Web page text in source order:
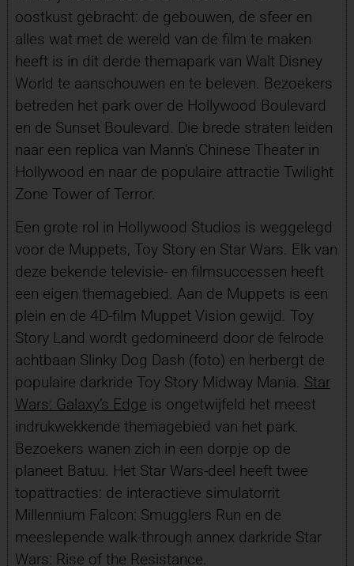
oostkust gebracht: de gebouwen, de sfeer en
alles wat met de wereld van de film te maken
heeft is in dit derde themapark van Walt Disney
World te aanschouwen en te beleven. Bezoekers
betreden het park over de Hollywood Boulevard
en de Sunset Boulevard. Die brede straten leiden
naar een replica van Mann’s Chinese Theater in
Hollywood en naar de populaire attractie Twilight
Zone Tower of Terror.
Een grote rol in Hollywood Studios is weggelegd
voor de Muppets, Toy Story en Star Wars. Elk van
deze bekende televisie- en filmsuccessen heeft
een eigen themagebied. Aan de Muppets is een
plein en de 4D-film Muppet Vision gewijd. Toy
Story Land wordt gedomineerd door de felrode
achtbaan Slinky Dog Dash (foto) en herbergt de
populaire darkride Toy Story Midway Mania. Star
Wars: Galaxy’s Edge is ongetwijfeld het meest
indrukwekkende themagebied van het park.
Bezoekers wanen zich in een dorpje op de
planeet Batuu. Het Star Wars-deel heeft twee
topattracties: de interactieve simulatorrit
Millennium Falcon: Smugglers Run en de
meeslepende walk-through annex darkride Star
Wars: Rise of the Resistance.